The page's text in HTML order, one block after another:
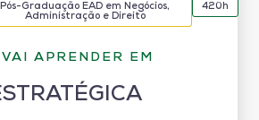
Pós-Graduação EAD em Negócios,
Administração e Direito
420h
APRENDER EM